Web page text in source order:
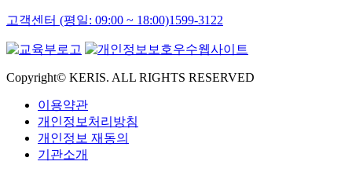
고객센터 (평일: 09:00 ~ 18:00)1599-3122
Copyright© KERIS. ALL RIGHTS RESERVED
이용약관
개인정보처리방침
개인정보 재동의
기관소개